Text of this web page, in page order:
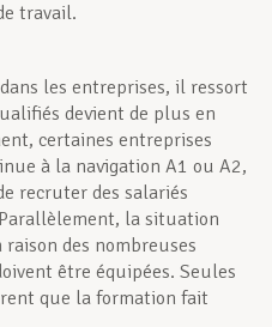
travail.
les entreprises, il ressort
devient de plus en
certaines entreprises
à la navigation A1 ou A2,
recruter des salariés
la situation
des nombreuses
être équipées. Seules
que la formation fait